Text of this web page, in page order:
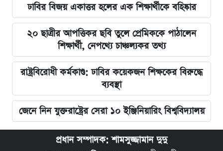
ঢাবির বিজয় একাত্তর হলের এক শিক্ষার্থীকে বহিষ্কার
২০ ছাত্রীর আপত্তিকর ছবি তুলে প্রেমিককে পাঠালেন
শিক্ষার্থী, নেপথ্যে চাঞ্চল্যকর তথ্য
রাষ্ট্রবিরোধী কর্মকাণ্ড: ঢাবির কয়েকজন শিক্ষকের বিরুদ্ধে
ব্যবস্থা
জেনে নিন যুক্তরাষ্ট্রের সেরা ১০ ইঞ্জিনিয়ারিং বিশ্ববিদ্যালয়
প্রধান সম্পাদক: শামসুজ্জামান দুদু